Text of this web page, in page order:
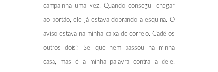
campainha uma vez. Quando consegui chegar
ao portão, ele já estava dobrando a esquina. O
aviso estava na minha caixa de correio. Cadê os
outros dois? Sei que nem passou na minha
casa, mas é a minha palavra contra a dele.